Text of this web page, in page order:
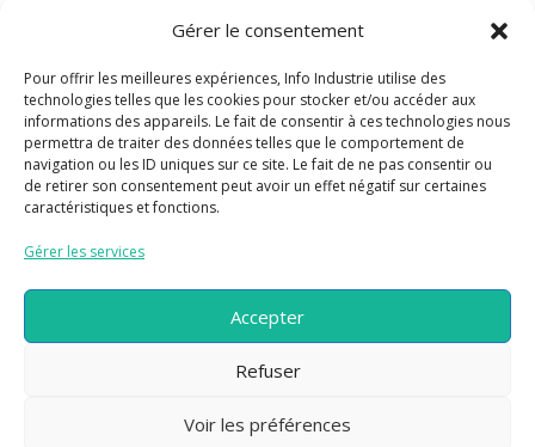
Gérer le consentement
Pour offrir les meilleures expériences, Info Industrie utilise des
technologies telles que les cookies pour stocker et/ou accéder aux
informations des appareils. Le fait de consentir à ces technologies nous
permettra de traiter des données telles que le comportement de
navigation ou les ID uniques sur ce site. Le fait de ne pas consentir ou
de retirer son consentement peut avoir un effet négatif sur certaines
caractéristiques et fonctions.
Gérer les services
Accepter
Refuser
Voir les préférences
Information légales
Mentions légales
Politique de confidentialité